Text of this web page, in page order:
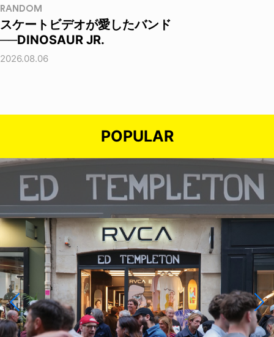
RANDOM
スケートビデオが愛したバンド
──DINOSAUR JR.
2026.08.06
POPULAR